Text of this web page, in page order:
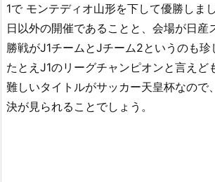
1で モンテディオ山形を下して優勝しま
日以外の開催であることと、会場が日産
勝戦がJ1チームとJチーム2というのも珍
たとえJ1のリーグチャンピオンと言えど
難しいタイトルがサッカー天皇杯なので
決が見られることでしょう。